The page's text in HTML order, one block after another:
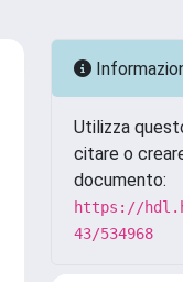
Utilizza
citare o
documento:
https://
43/534968